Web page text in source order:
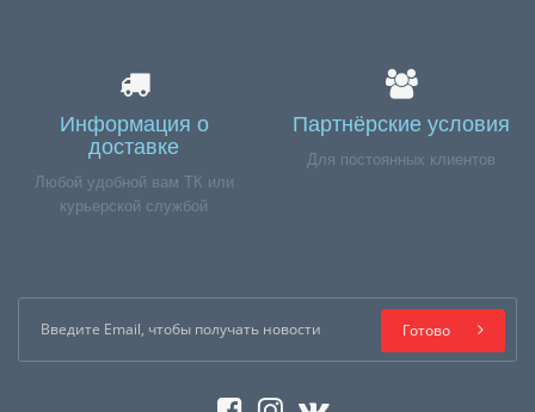
Информация о
доставке
Любой удобной вам ТК или
курьерской службой
Партнёрские условия
Для постоянных клиентов
Готово